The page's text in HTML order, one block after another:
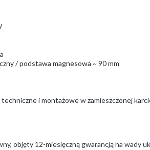
/ podstawa magnesowa ~ 90 mm
techniczne i montażowe w zamieszczonej
objęty 12-miesięczną gwarancją na wady